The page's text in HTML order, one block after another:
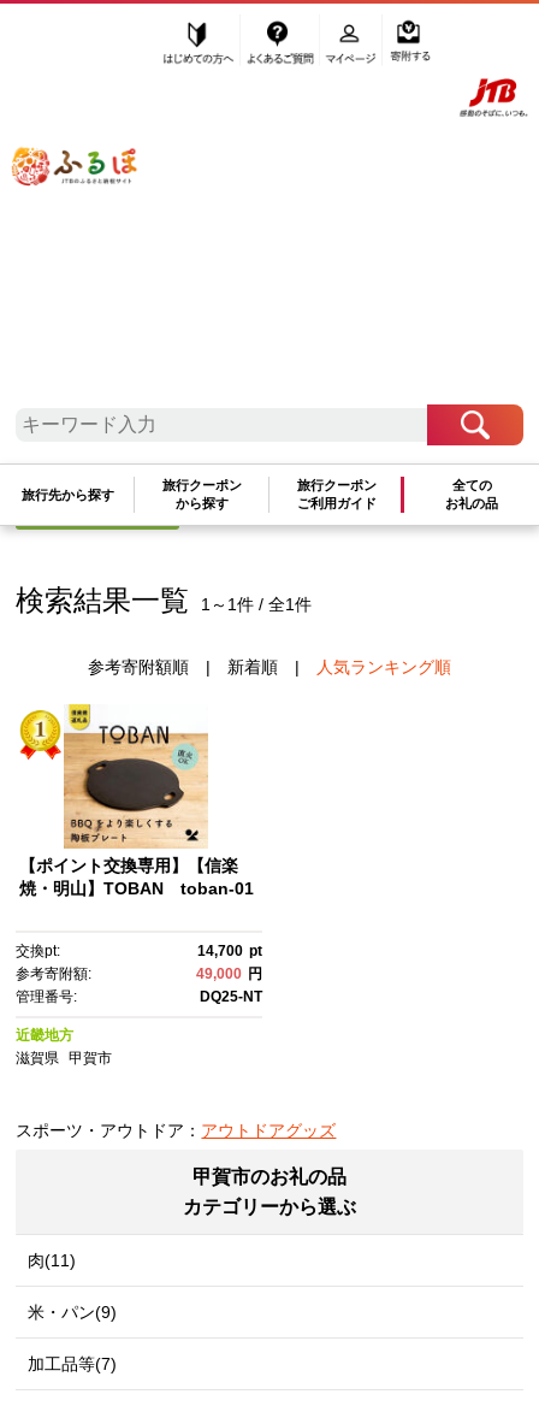
ふるぽ JTBのふるさと納税サイト
旅行先から探す
旅行クーポン
から探す
旅行クーポン
ご利用ガイド
全ての
お礼の品
アウトドアグッズ
検索結果一覧 1～1件 / 全1件
参考寄附額順| 新着順| 人気ランキング順
【ポイント交換専用】【信楽
焼・明山】TOBAN toban-01
交換pt: 14,700 pt
参考寄附額:
49,000 円
管理番号:
DQ25-NT
近畿地方
滋賀県
甲賀市
スポーツ・アウトドア： アウトドアグッズ
甲賀市のお礼の品
カテゴリーから選ぶ
肉(11)
米・パン(9)
加工品等(7)